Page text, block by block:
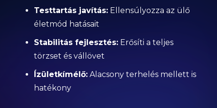
Testtartás javítás: Ellensúlyozza az ülő
életmód hatásait
Stabilitás fejlesztés: Erősíti a teljes
törzset és vállövet
Ízületkímélő: Alacsony terhelés mellett is
hatékony